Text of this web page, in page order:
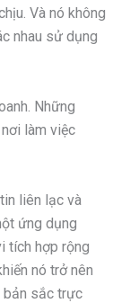
Và nó không
nhau sử dụng
Những
làm việc
liên lạc và
ứng dụng
tích hợp rộng
nó trở nên
bản sắc trực